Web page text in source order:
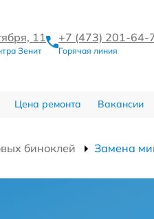
11
Зенит
+7 (473) 201-64-
Горячая линия
Цена ремонта Вакансии
биноклей Замена